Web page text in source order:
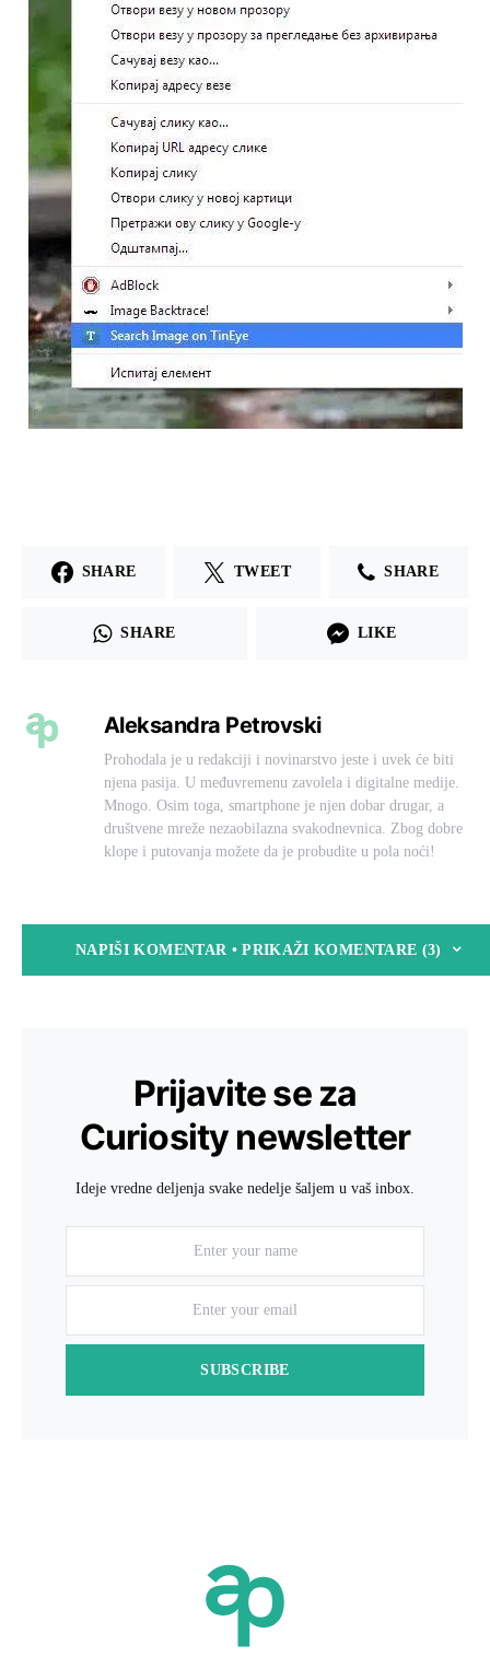
SHARE TWEET SHARE
SHARE LIKE
Aleksandra Petrovski
Prohodala je u redakciji i novinarstvo jeste i uvek će biti
njena pasija. U međuvremenu zavolela i digitalne medije.
Mnogo. Osim toga, smartphone je njen dobar drugar, a
društvene mreže nezaobilazna svakodnevnica. Zbog dobre
klope i putovanja možete da je probudite u pola noći!
NAPIŠI KOMENTAR • PRIKAŽI KOMENTARE (3)
Prijavite se za
Curiosity newsletter
Ideje vredne deljenja svake nedelje šaljem u vaš inbox.
SUBSCRIBE